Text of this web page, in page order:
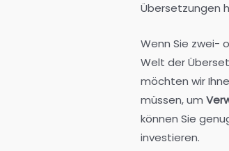
Übersetzungen
Wenn Sie zwei-
Welt der
möchten wir
müssen, um
können Sie
investieren.